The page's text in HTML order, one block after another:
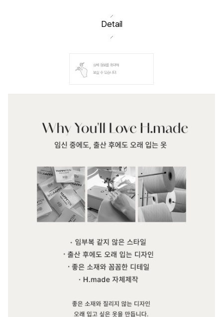
Detail
상세 정보를 확대해
보실 수 있습니다.